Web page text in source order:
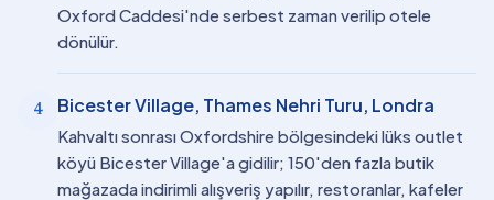
Oxford Caddesi'nde serbest zaman verilip otele
dönülür.
4 Bicester Village, Thames Nehri Turu, Londra
Kahvaltı sonrası Oxfordshire bölgesindeki lüks outlet
köyü Bicester Village'a gidilir; 150'den fazla butik
mağazada indirimli alışveriş yapılır, restoranlar, kafeler